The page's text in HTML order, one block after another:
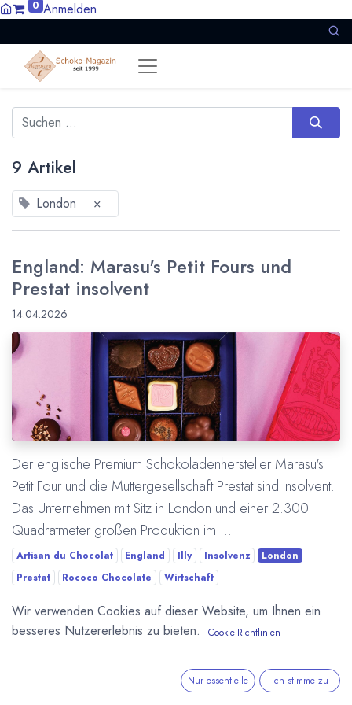
0 Anmelden
9 Artikel
London ×
England: Marasu's Petit Fours und
Prestat insolvent
14.04.2026
Der englische Premium Schokoladenhersteller Marasu's
Petit Four und die Muttergesellschaft Prestat sind insolvent.
Das Unternehmen mit Sitz in London und einer 2.300
Quadratmeter großen Produktion im ...
Artisan du Chocolat England Illy Insolvenz
London
Prestat
Rococo Chocolate Wirtschaft
Mehr lesen
Wir verwenden Cookies auf dieser Website, um Ihnen ein
besseres Nutzererlebnis zu bieten.
Cookie-Richtlinien
Nur essentielle Ich stimme zu